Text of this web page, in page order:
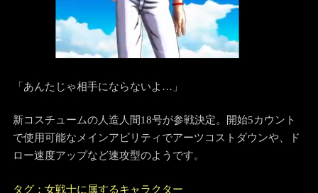
「あんたじゃ相手にならないよ…」
新コスチュームの人造人間18号が参戦決定。開始5カウント
で使用可能なメインアビリティでアーツコストダウンや、ド
ロー速度アップなど速攻型のようです。
タグ：女戦士に属するキャラクター